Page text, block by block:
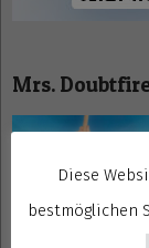
Mrs.
Diese
bestmöglichen